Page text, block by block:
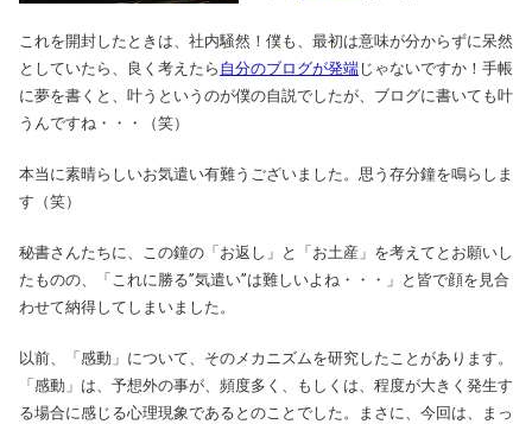
これを開封したときは、社内騒然！僕も、最初は意味が分からずに呆然
としていたら、良く考えたら 自分のブログが発端 じゃないですか！手帳
に夢を書くと、叶うというのが僕の自説でしたが、ブログに書いても叶
うんですね・・・（笑）
本当に素晴らしいお気遣い有難うございました。思う存分鐘を鳴らしま
す（笑）
秘書さんたちに、この鐘の「お返し」と「お土産」を考えてとお願いし
たものの、「これに勝る”気遣い”は難しいよね・・・」と皆で顔を見合
わせて納得してしまいました。
以前、「感動」について、そのメカニズムを研究したことがあります。
「感動」は、予想外の事が、頻度多く、もしくは、程度が大きく発生す
る場合に感じる心理現象であるとのことでした。まさに、今回は、まっ